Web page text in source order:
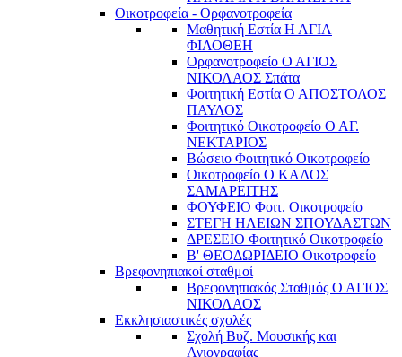
Οικοτροφεία - Ορφανοτροφεία
Μαθητική Εστία Η ΑΓΙΑ
ΦΙΛΟΘΕΗ
Ορφανοτροφείο Ο ΑΓΙΟΣ
ΝΙΚΟΛΑΟΣ Σπάτα
Φοιτητική Εστία Ο ΑΠΟΣΤΟΛΟΣ
ΠΑΥΛΟΣ
Φοιτητικό Οικοτροφείο Ο ΑΓ.
ΝΕΚΤΑΡΙΟΣ
Βώσειο Φοιτητικό Οικοτροφείο
Οικοτροφείο Ο ΚΑΛΟΣ
ΣΑΜΑΡΕΙΤΗΣ
ΦΟΥΦΕΙΟ Φοιτ. Οικοτροφείο
ΣΤΕΓΗ ΗΛΕΙΩΝ ΣΠΟΥΔΑΣΤΩΝ
ΔΡΕΣΕΙΟ Φοιτητικό Οικοτροφείο
Β' ΘΕΟΔΩΡΙΔΕΙΟ Οικοτροφείο
Βρεφονηπιακοί σταθμοί
Βρεφονηπιακός Σταθμός Ο ΑΓΙΟΣ
ΝΙΚΟΛΑΟΣ
Εκκλησιαστικές σχολές
Σχολή Βυζ. Μουσικής και
Αγιογραφίας